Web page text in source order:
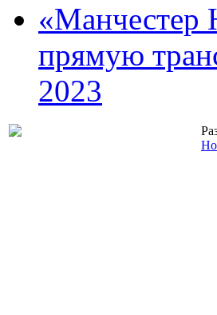
«Манчестер
прямую
2023